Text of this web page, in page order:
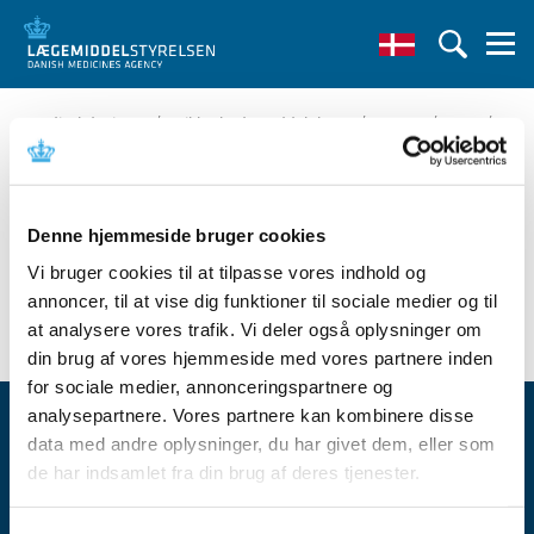
Denne hjemmeside bruger cookies
Vi bruger cookies til at tilpasse vores indhold og
annoncer, til at vise dig funktioner til sociale medier og til
at analysere vores trafik. Vi deler også oplysninger om
din brug af vores hjemmeside med vores partnere inden
for sociale medier, annonceringspartnere og
analysepartnere. Vores partnere kan kombinere disse
data med andre oplysninger, du har givet dem, eller som
de har indsamlet fra din brug af deres tjenester.
Medical devices / Sikkerhedsmeddelelser / / /
Carestream Health CS 8100 - CS 8100 3D